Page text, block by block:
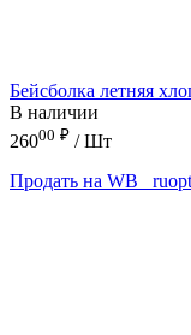
Бейсболка летняя
В наличии
26000 ₽ / Шт
Продать на WB